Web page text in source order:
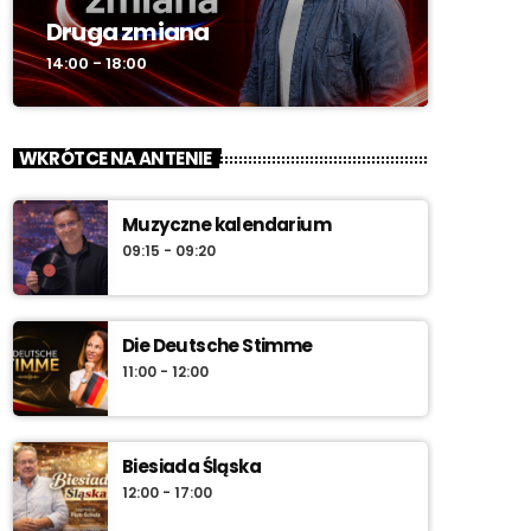
Druga zmiana
14:00 - 18:00
WKRÓTCE NA ANTENIE
Muzyczne kalendarium
09:15 - 09:20
Die Deutsche Stimme
11:00 - 12:00
Biesiada Śląska
12:00 - 17:00